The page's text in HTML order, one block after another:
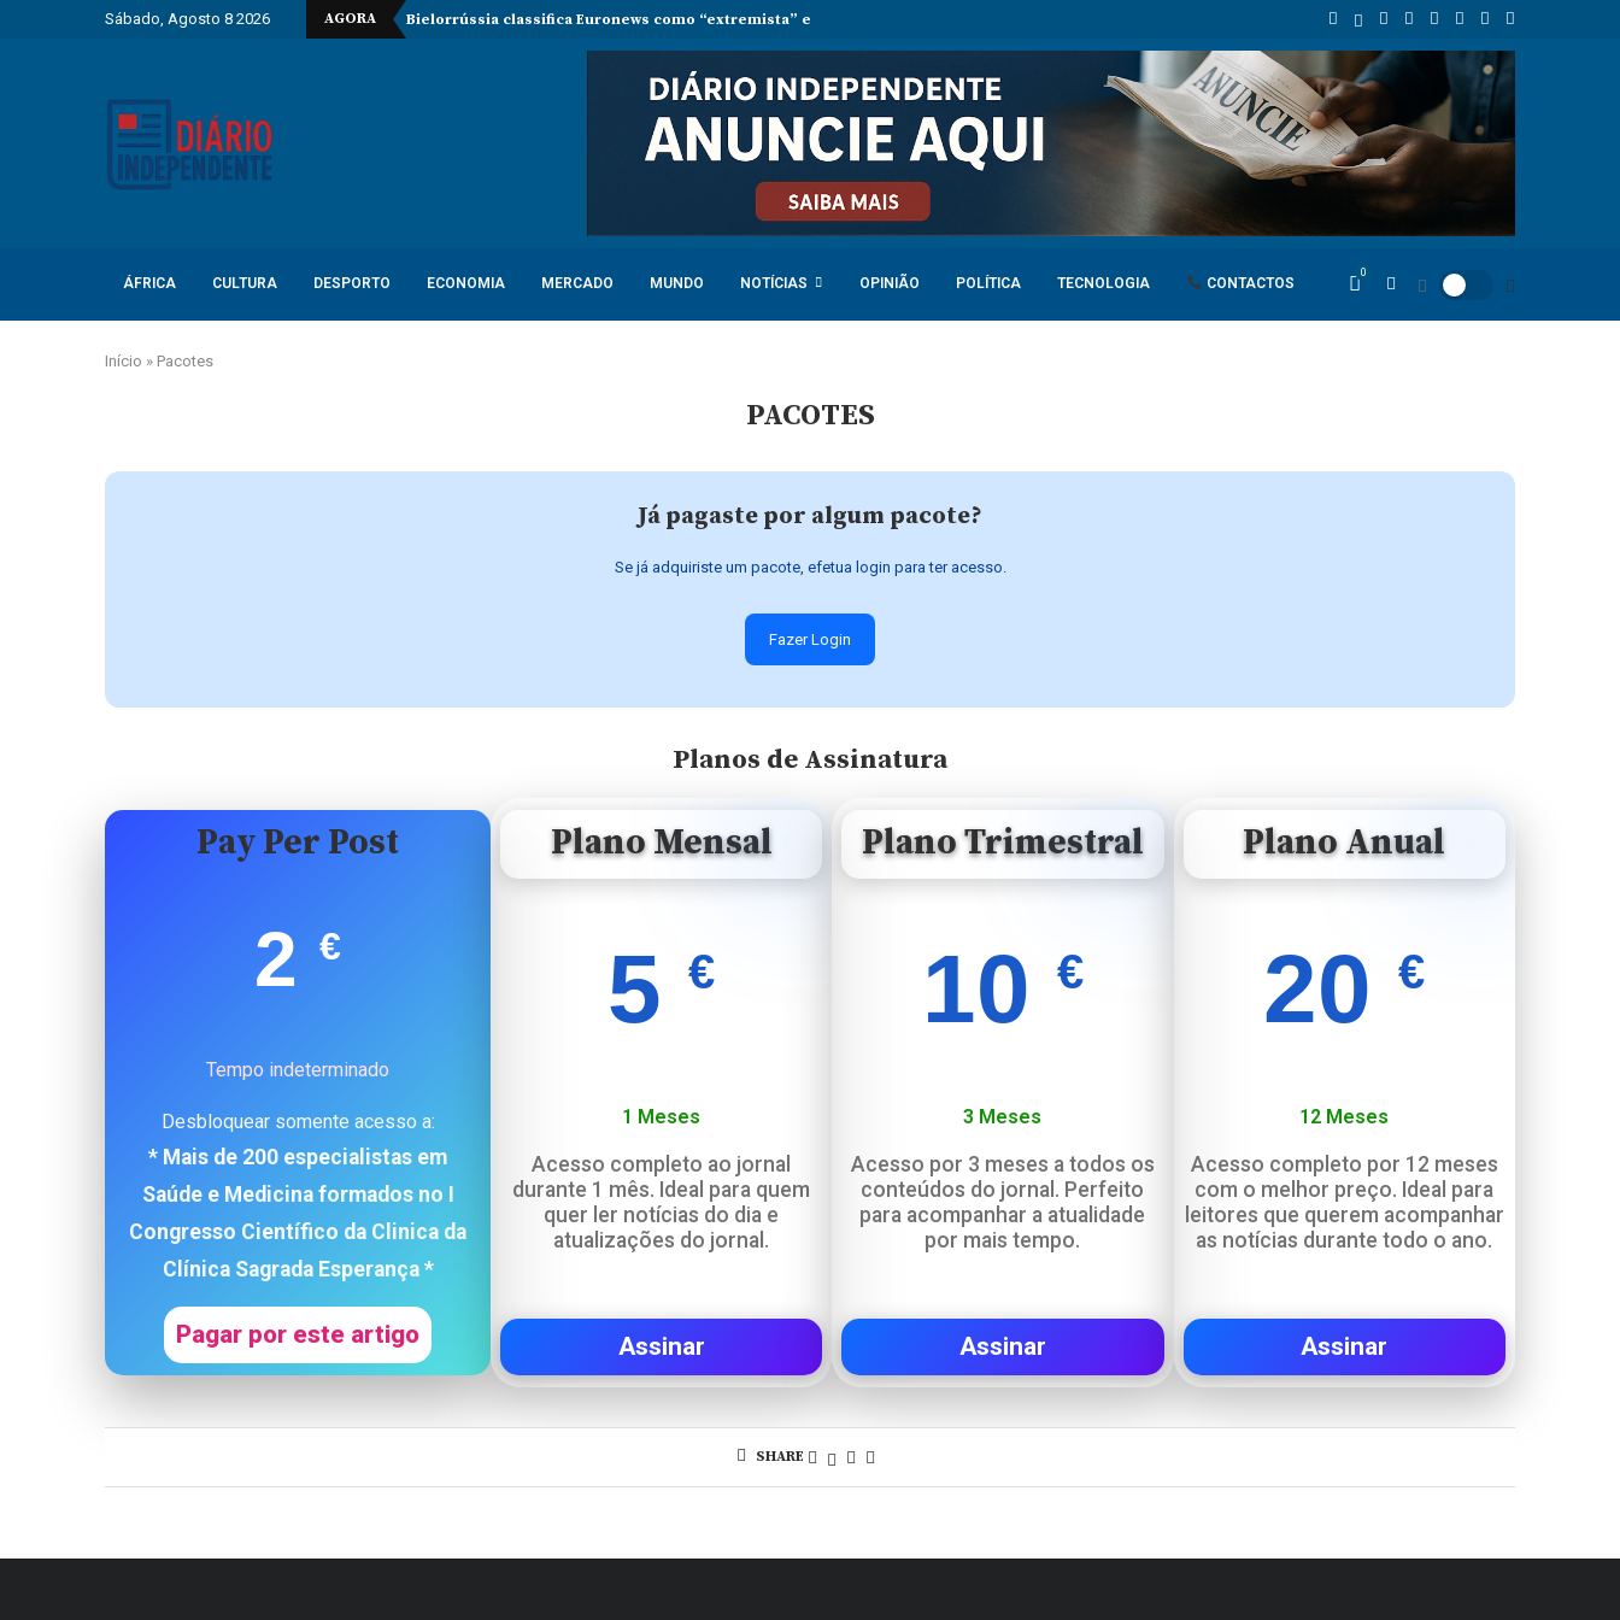
Sábado, Agosto 8 2026 AGORA Bielorrússia classifica Euronews como “extremista” e Tsikhanouskaya acusa Lukashenko de retaliação João Lourenço recebe cumprimentos de despedida
ÁFRICA CULTURA DESPORTO ECONOMIA MERCADO MUNDO NOTÍCIAS OPINIÃO POLÍTICA TECNOLOGIA CONTACTOS
0
Início » Pacotes
PACOTES
Já pagaste por algum pacote?
Se já adquiriste um pacote, efetua login para ter acesso.
Fazer Login
Planos de Assinatura
Pay Per Post
2 €
Tempo indeterminado
Desbloquear somente acesso a:
* Mais de 200 especialistas em
Saúde e Medicina formados no I
Congresso Científico da Clinica da
Clínica Sagrada Esperança *
Pagar por este artigo
Plano Mensal
5€
1 Meses
Acesso completo ao jornal
durante 1 mês. Ideal para quem
quer ler notícias do dia e
atualizações do jornal.
Assinar
Plano Trimestral
10 €
3 Meses
Acesso por 3 meses a todos os
conteúdos do jornal. Perfeito
para acompanhar a atualidade
por mais tempo.
Assinar
Plano Anual
20€
12 Meses
Acesso completo por 12 meses
com o melhor preço. Ideal para
leitores que querem acompanhar
as notícias durante todo o ano.
Assinar
SHARE